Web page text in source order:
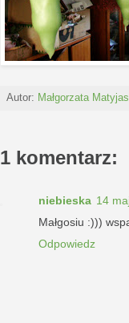
Autor: Małgorzata
1 komentarz:
niebieska 14
Małgosiu :)))
Odpowiedz